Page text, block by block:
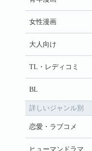
女性漫画
大人向け
TL・レディコミ
BL
詳しいジャンル別
恋愛・ラブコメ
ヒューマンドラマ